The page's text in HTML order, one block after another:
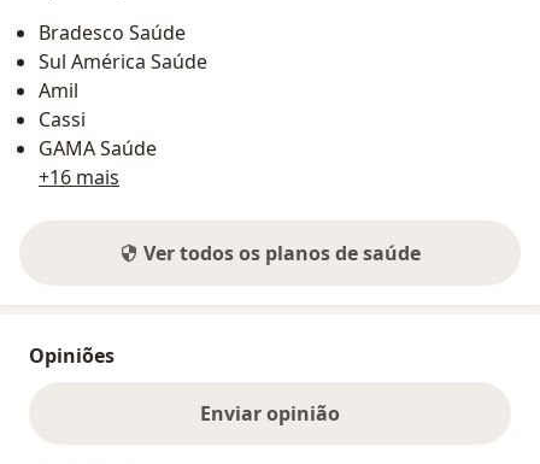
Bradesco Saúde
Sul América Saúde
Amil
Cassi
GAMA Saúde
+16 mais
Ver todos os planos de saúde
Opiniões
Enviar opinião